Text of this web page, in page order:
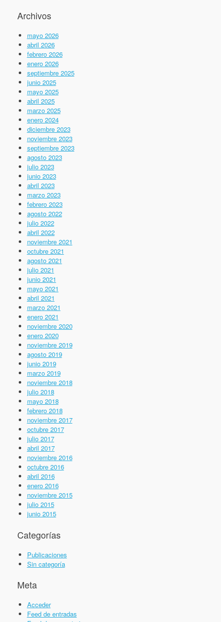
Archivos
mayo 2026
abril 2026
febrero 2026
enero 2026
septiembre 2025
junio 2025
mayo 2025
abril 2025
marzo 2025
enero 2024
diciembre 2023
noviembre 2023
septiembre 2023
agosto 2023
julio 2023
junio 2023
abril 2023
marzo 2023
febrero 2023
agosto 2022
julio 2022
abril 2022
noviembre 2021
octubre 2021
agosto 2021
julio 2021
junio 2021
mayo 2021
abril 2021
marzo 2021
enero 2021
noviembre 2020
enero 2020
noviembre 2019
agosto 2019
junio 2019
marzo 2019
noviembre 2018
julio 2018
mayo 2018
febrero 2018
noviembre 2017
octubre 2017
julio 2017
abril 2017
noviembre 2016
octubre 2016
abril 2016
enero 2016
noviembre 2015
julio 2015
junio 2015
Categorías
Publicaciones
Sin categoría
Meta
Acceder
Feed de entradas